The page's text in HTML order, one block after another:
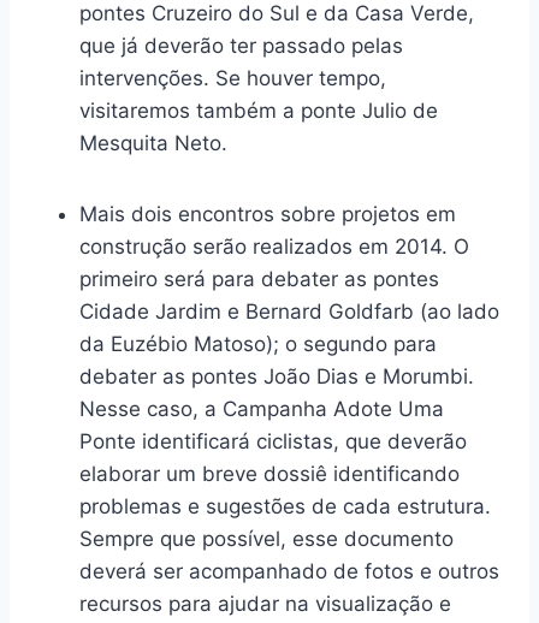
pontes Cruzeiro do Sul e da Casa Verde,
que já deverão ter passado pelas
intervenções. Se houver tempo,
visitaremos também a ponte Julio de
Mesquita Neto.
Mais dois encontros sobre projetos em
construção serão realizados em 2014. O
primeiro será para debater as pontes
Cidade Jardim e Bernard Goldfarb (ao lado
da Euzébio Matoso); o segundo para
debater as pontes João Dias e Morumbi.
Nesse caso, a Campanha Adote Uma
Ponte identificará ciclistas, que deverão
elaborar um breve dossiê identificando
problemas e sugestões de cada estrutura.
Sempre que possível, esse documento
deverá ser acompanhado de fotos e outros
recursos para ajudar na visualização e